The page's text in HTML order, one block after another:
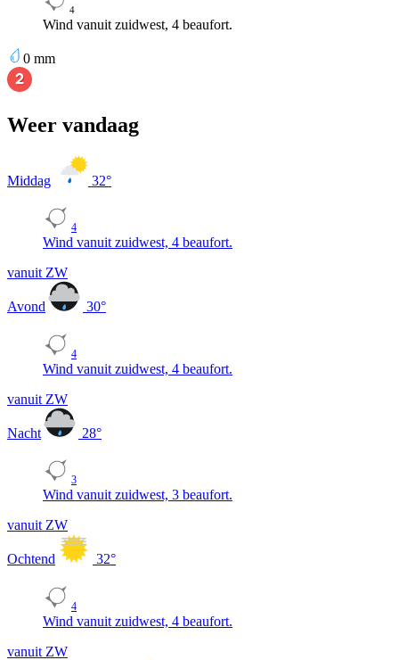
4
Wind vanuit zuidwest, 4 beaufort.
0 mm
Weer vandaag
Middag 32°
4
Wind vanuit zuidwest, 4 beaufort.
vanuit ZW
Avond 30°
4
Wind vanuit zuidwest, 4 beaufort.
vanuit ZW
Nacht 28°
3
Wind vanuit zuidwest, 3 beaufort.
vanuit ZW
Ochtend 32°
4
Wind vanuit zuidwest, 4 beaufort.
vanuit ZW